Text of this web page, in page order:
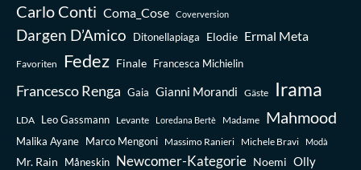
Carlo Conti Coma_Cose Coverversion
Dargen D’Amico Ditonellapiaga Elodie Ermal Meta
Favoriten Fedez Finale Francesca Michielin
Francesco Renga Gaia Gianni Morandi Gäste Irama
LDA Leo Gassmann Levante Loredana Bertè Madame Mahmood
Malika Ayane Marco Mengoni Massimo Ranieri Michele Bravi Modà
Mr. Rain Måneskin Newcomer-Kategorie Noemi Olly